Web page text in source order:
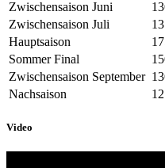
Zwischensaison Juni
Zwischensaison Juli
Hauptsaison
Sommer Final
Zwischensaison September
Nachsaison
Video